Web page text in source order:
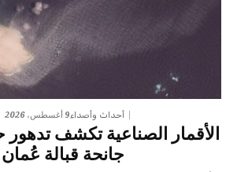
أحداث وأصداء9 أغسطس، 2026
الأقمار الصناعية تكشف تدهور
جانحة قبالة عُمان